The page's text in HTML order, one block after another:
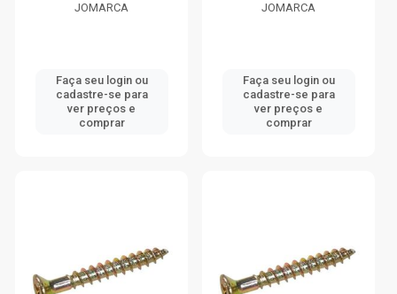
JOMARCA
Faça seu login ou
cadastre-se para
ver preços e
comprar
JOMARCA
Faça seu login ou
cadastre-se para
ver preços e
comprar